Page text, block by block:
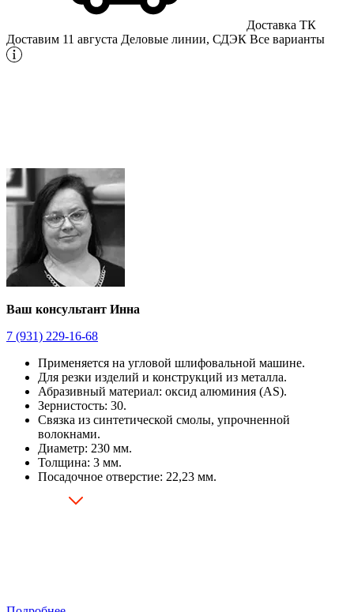
Доставка ТК
Доставим 11 августа Деловые линии, СДЭК Все варианты
Ваш консультант Инна
7 (931) 229-16-68
Применяется на угловой шлифовальной машине.
Для резки изделий и конструкций из металла.
Абразивный материал: оксид алюминия (AS).
Зернистость: 30.
Связка из синтетической смолы, упрочненной
волокнами.
Диаметр: 230 мм.
Толщина: 3 мм.
Посадочное отверстие: 22,23 мм.